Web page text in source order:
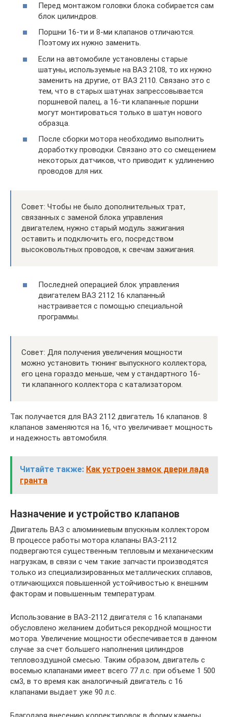
Перед монтажом головки блока собирается сам
блок цилиндров.
Поршни 16-ти и 8-ми клапанов отличаются.
Поэтому их нужно заменить.
Если на автомобиле установлены старые
шатуны, используемые на ВАЗ 2108, то их нужно
заменить на другие, от ВАЗ 2110. Связано это с
тем, что в старых шатунах запрессовывается
поршневой палец, а 16-ти клапанные поршни
могут монтироваться только в шатун нового
образца.
После сборки мотора необходимо выполнить
доработку проводки. Связано это со смещением
некоторых датчиков, что приводит к удлинению
проводов для них.
Совет: Чтобы не было дополнительных трат,
связанных с заменой блока управления
двигателем, нужно старый модуль зажигания
оставить и подключить его, посредством
высоковольтных проводов, к свечам зажигания.
Последней операцией блок управления
двигателем ВАЗ 2112 16 клапанный
настраивается с помощью специальной
программы.
Совет: Для получения увеличения мощности
можно установить тюнинг выпускного коллектора,
его цена гораздо меньше, чем у стандартного 16-
ти клапанного коллектора с катализатором.
Так получается для ВАЗ 2112 двигатель 16 клапанов. 8
клапанов заменяются на 16, что увеличивает мощность
и надежность автомобиля.
Читайте также: Как устроен замок двери лада
гранта
Назначение и устройство клапанов
Двигатель ВАЗ с алюминиевым впускным коллектором
В процессе работы мотора клапаны ВАЗ-2112
подвергаются существенным тепловым и механическим
нагрузкам, в связи с чем такие запчасти производятся
только из специализированных металлических сплавов,
отличающихся повышенной устойчивостью к внешним
факторам и повышенным температурам.
Использование в ВАЗ-2112 двигателя с 16 клапанами
обусловлено желанием добиться рекордной мощности
мотора. Увеличение мощности обеспечивается в данном
случае за счет большего наполнения цилиндров
тепловоздушной смесью. Таким образом, двигатель с
восемью клапанами имеет всего 77 л.с. при объеме 1 500
см3, в то время как аналогичный двигатель с 16
клапанами выдает уже 90 л.с.